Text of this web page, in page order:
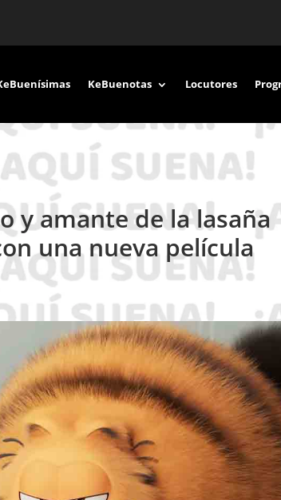
KeBuenotas Locutores
y amante de la lasaña
una nueva película